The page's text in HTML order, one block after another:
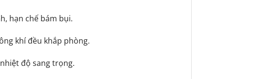
hạn chế bám bụi.
khí đều khắp phòng.
độ sang trọng.